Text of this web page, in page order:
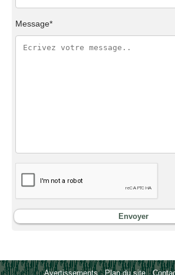
Message*
Avertissements-Plan du site -